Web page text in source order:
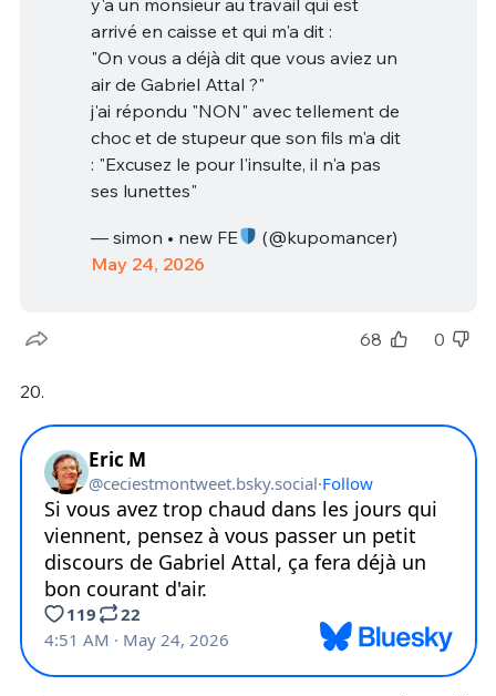
y'a un monsieur au travail qui est
arrivé en caisse et qui m'a dit :
"On vous a déjà dit que vous aviez un
air de Gabriel Attal ?"
j'ai répondu "NON" avec tellement de
choc et de stupeur que son fils m'a dit
: "Excusez le pour l'insulte, il n'a pas
ses lunettes"
— simon • new FE
(@kupomancer)
May 24, 2026
68 0
20.